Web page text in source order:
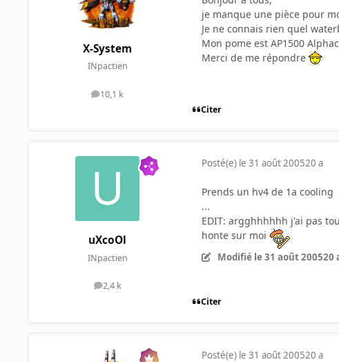
X-System
INpactien
10,1 k
messages
je manque une pièce pour
Je ne connais rien quel
Mon pome est AP1500
Merci de me répondre
Citer
uXcoOl
INpactien
2,4 k
messages
Posté(e) le 31 août 200520 a
Prends un hv4 de 1a cooling
...
EDIT: argghhhhhh j'ai pas
honte sur moi
Modifié le 31 août 200520
Citer
Posté(e) le 31 août 200520 a